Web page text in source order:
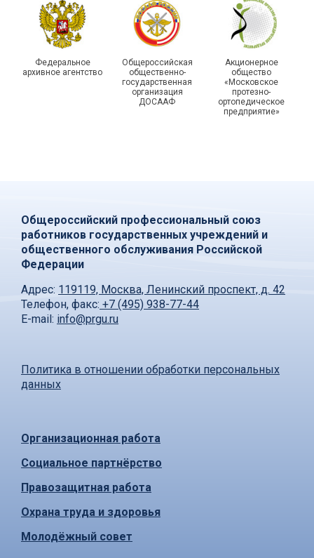
Федеральное
архивное агентство
Общероссийская
общественно-
государственная
организация
ДОСААФ
Акционерное
общество
«Московское
протезно-
ортопедическое
предприятие»
Общероссийский профессиональный союз
работников государственных учреждений и
общественного обслуживания Российской
Федерации
Адрес: 119119, Москва, Ленинский проспект, д. 42
Телефон, факс: +7 (495) 938-77-44
E-mail: info@prgu.ru
Политика в отношении обработки персональных
данных
Организационная работа
Социальное партнёрство
Правозащитная работа
Охрана труда и здоровья
Молодёжный совет